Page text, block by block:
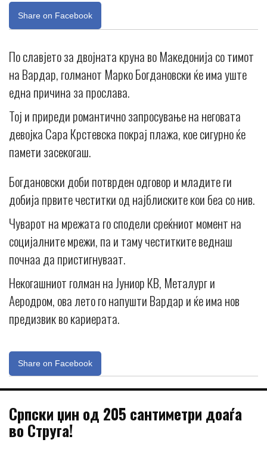
Share on Facebook
По славјето за двојната круна во Македонија со тимот
на Вардар, голманот Марко Богдановски ќе има уште
една причина за прослава.
Тој и приреди романтично запросување на неговата
девојка Сара Крстевска покрај плажа, кое сигурно ќе
памети засекогаш.
Богдановски доби потврден одговор и младите ги
добија првите честитки од најблиските кои беа со нив.
Чуварот на мрежата го сподели среќниот момент на
социјалните мрежи, па и таму честитките веднаш
почнаа да пристигнуваат.
Некогашниот голман на Јуниор КВ, Металург и
Аеродром, ова лето го напушти Вардар и ќе има нов
предизвик во кариерата.
Share on Facebook
Српски џин од 205 сантиметри доаѓа
во Струга!